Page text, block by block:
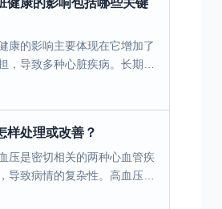
健康的影响包括哪些关键
康的影响主要体现在它增加了
，导致多种心脏疾病。长期的
脏必须更加努力地泵血，从而
样处理或改善？
压是密切相关的两种心血管疾
导致病情的复杂性。高血压是
诱因之一，长期的高血压会增